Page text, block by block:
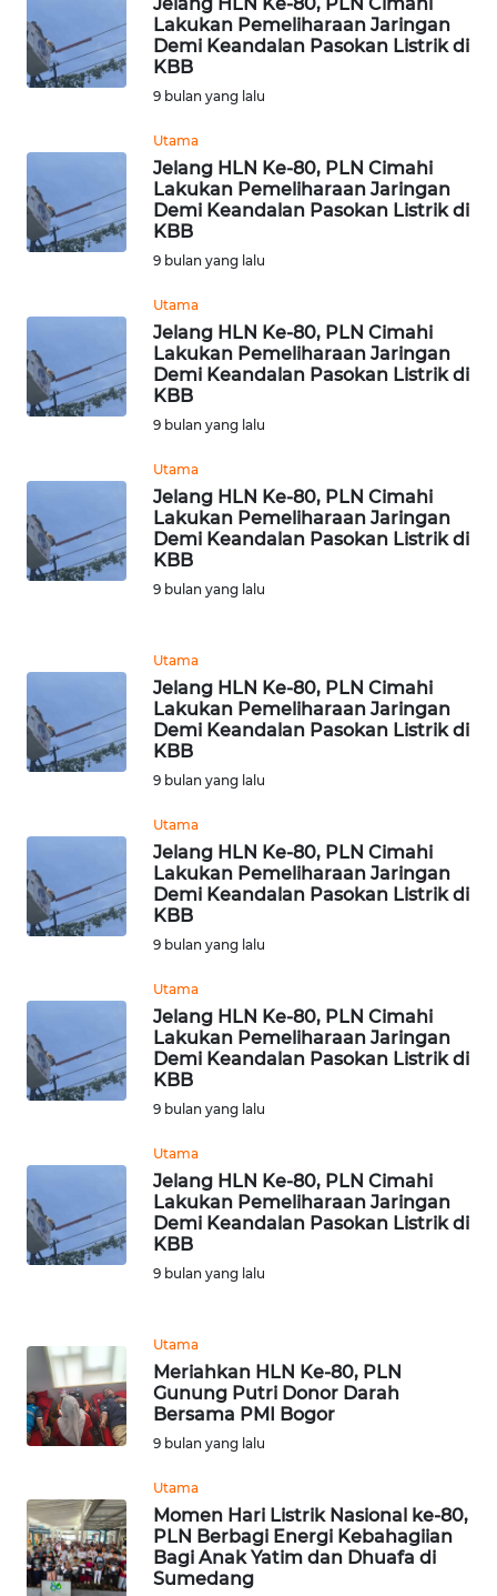
Jelang HLN Ke-80, PLN Cimahi
Lakukan Pemeliharaan Jaringan
Demi Keandalan Pasokan Listrik di
KBB
9 bulan yang lalu
Utama
Jelang HLN Ke-80, PLN Cimahi
Lakukan Pemeliharaan Jaringan
Demi Keandalan Pasokan Listrik di
KBB
9 bulan yang lalu
Utama
Jelang HLN Ke-80, PLN Cimahi
Lakukan Pemeliharaan Jaringan
Demi Keandalan Pasokan Listrik di
KBB
9 bulan yang lalu
Utama
Jelang HLN Ke-80, PLN Cimahi
Lakukan Pemeliharaan Jaringan
Demi Keandalan Pasokan Listrik di
KBB
9 bulan yang lalu
Utama
Jelang HLN Ke-80, PLN Cimahi
Lakukan Pemeliharaan Jaringan
Demi Keandalan Pasokan Listrik di
KBB
9 bulan yang lalu
Utama
Jelang HLN Ke-80, PLN Cimahi
Lakukan Pemeliharaan Jaringan
Demi Keandalan Pasokan Listrik di
KBB
9 bulan yang lalu
Utama
Jelang HLN Ke-80, PLN Cimahi
Lakukan Pemeliharaan Jaringan
Demi Keandalan Pasokan Listrik di
KBB
9 bulan yang lalu
Utama
Jelang HLN Ke-80, PLN Cimahi
Lakukan Pemeliharaan Jaringan
Demi Keandalan Pasokan Listrik di
KBB
9 bulan yang lalu
Utama
Meriahkan HLN Ke-80, PLN
Gunung Putri Donor Darah
Bersama PMI Bogor
9 bulan yang lalu
Utama
Momen Hari Listrik Nasional ke-80,
PLN Berbagi Energi Kebahagiian
Bagi Anak Yatim dan Dhuafa di
Sumedang
WN
KALTARA
KALSEL
WN
KALTIM
SULSEL
WN
GORONTALO
SULUT
WN
MALUKU
DAIRI
TOBA
WN
NIAS
LANGKAT
WN
TAPANULI
SELATAN
WN
LESUNG
WN
WN
SIMALUNGUN
WN
WN
TAPANULI
TENGAH